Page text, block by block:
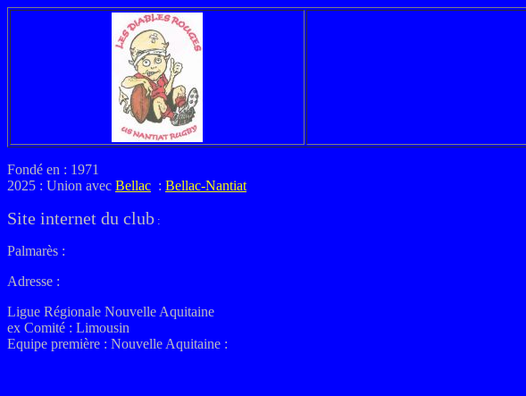
Fondé en : 1971
2025 : Union avec Bellac : Bellac-Nantiat
Site internet du club :
Palmarès :
Adresse :
Ligue Régionale Nouvelle Aquitaine
ex Comité : Limousin
Equipe première : Nouvelle Aquitaine :